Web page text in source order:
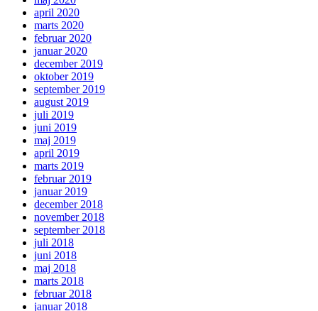
april 2020
marts 2020
februar 2020
januar 2020
december 2019
oktober 2019
september 2019
august 2019
juli 2019
juni 2019
maj 2019
april 2019
marts 2019
februar 2019
januar 2019
december 2018
november 2018
september 2018
juli 2018
juni 2018
maj 2018
marts 2018
februar 2018
januar 2018